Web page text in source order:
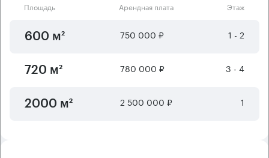
Площадь Арендная плата Этаж
600 м² 750 000 ₽ 1 - 2
720 м² 780 000 ₽ 3 - 4
2000 м² 2 500 000 ₽ 1